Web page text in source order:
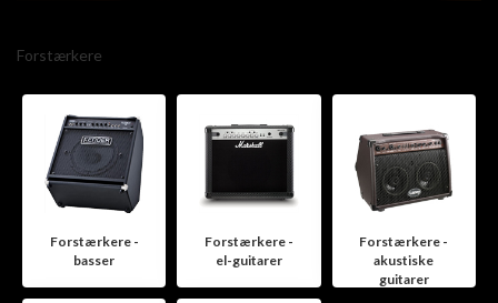
Forstærkere
Forstærkere -
basser
Forstærkere -
el-guitarer
Forstærkere -
akustiske
guitarer